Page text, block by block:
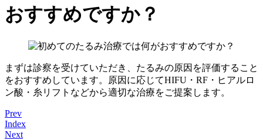
おすすめですか？
まずは診察を受けていただき、たるみの原因を評価すること
をおすすめしています。原因に応じてHIFU・RF・ヒアルロ
ン酸・糸リフトなどから適切な治療をご提案します。
Prev
Index
Next